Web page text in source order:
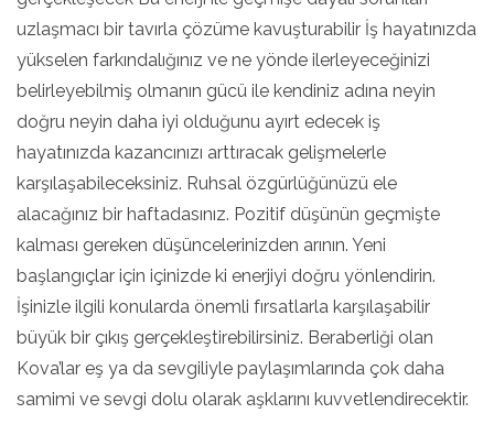
uzlaşmacı bir tavırla çözüme kavuşturabilir İş hayatınızda
yükselen farkındalığınız ve ne yönde ilerleyeceğinizi
belirleyebilmiş olmanın gücü ile kendiniz adına neyin
doğru neyin daha iyi olduğunu ayırt edecek iş
hayatınızda kazancınızı arttıracak gelişmelerle
karşılaşabileceksiniz. Ruhsal özgürlüğünüzü ele
alacağınız bir haftadasınız. Pozitif düşünün geçmişte
kalması gereken düşüncelerinizden arının. Yeni
başlangıçlar için içinizde ki enerjiyi doğru yönlendirin.
İşinizle ilgili konularda önemli fırsatlarla karşılaşabilir
büyük bir çıkış gerçekleştirebilirsiniz. Beraberliği olan
Kova’lar eş ya da sevgiliyle paylaşımlarında çok daha
samimi ve sevgi dolu olarak aşklarını kuvvetlendirecektir.